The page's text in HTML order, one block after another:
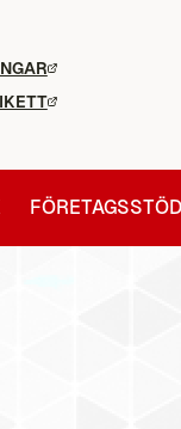
FÖRETAGSSTÖD